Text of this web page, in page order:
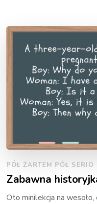
PÓŁ ŻARTEM PÓŁ SERIO
Zabawna
Oto minilekcja na